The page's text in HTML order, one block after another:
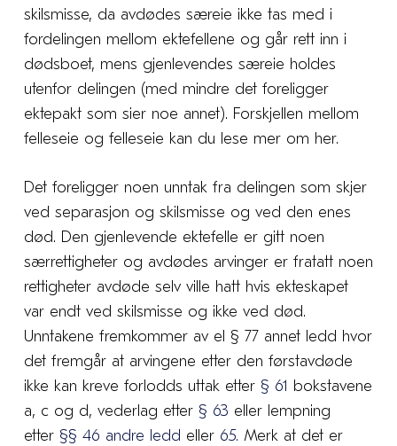
skilsmisse, da avdødes særeie ikke tas med i
fordelingen mellom ektefellene og går rett inn i
dødsboet, mens gjenlevendes særeie holdes
utenfor delingen (med mindre det foreligger
ektepakt som sier noe annet). Forskjellen mellom
felleseie og felleseie kan du lese mer om her.
Det foreligger noen unntak fra delingen som skjer
ved separasjon og skilsmisse og ved den enes
død. Den gjenlevende ektefelle er gitt noen
særrettigheter og avdødes arvinger er fratatt noen
rettigheter avdøde selv ville hatt hvis ekteskapet
var endt ved skilsmisse og ikke ved død.
Unntakene fremkommer av el § 77 annet ledd hvor
det fremgår at arvingene etter den førstavdøde
ikke kan kreve forlodds uttak etter§ 61 bokstavene
a, c og d, vederlag etter § 63 eller lempning
etter §§ 46 andre ledd eller65. Merk at det er